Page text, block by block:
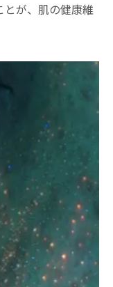
とが、肌の健康維